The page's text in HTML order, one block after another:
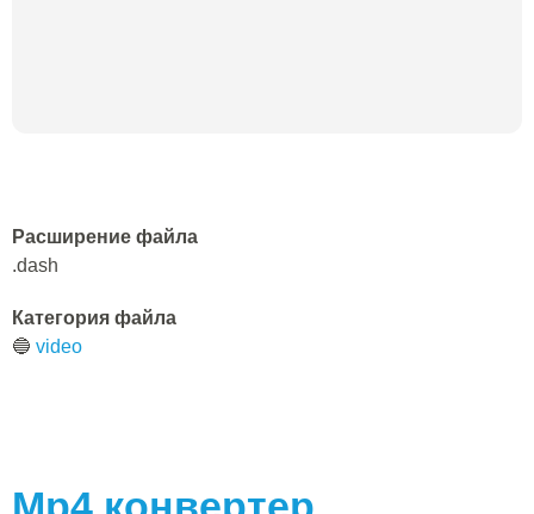
Расширение файла
.dash
Категория файла
🔵 video